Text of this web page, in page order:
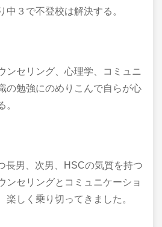
中３で不登校は解決する。
セリング、心理学、コミュニ
の勉強にのめりこんで自らが心
。
男、次男、HSCの気質を持つ
ンセリングとコミュニケーショ
楽しく乗り切ってきました。